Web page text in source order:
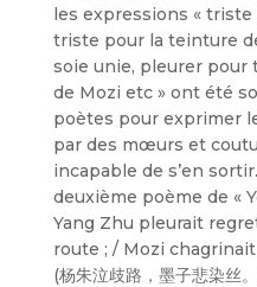
les expressions «
triste pour la teinture
soie unie, pleurer pour
de Mozi etc » ont été
poètes pour exprimer
par des mœurs et
incapable de s’en
deuxième poème de «
Yang Zhu pleurait
route ; / Mozi
(杨朱泣歧路，墨子悲染